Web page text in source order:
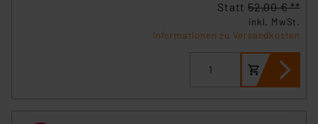
Statt 52,00 € **
inkl. MwSt.
Informationen zu Versandkosten